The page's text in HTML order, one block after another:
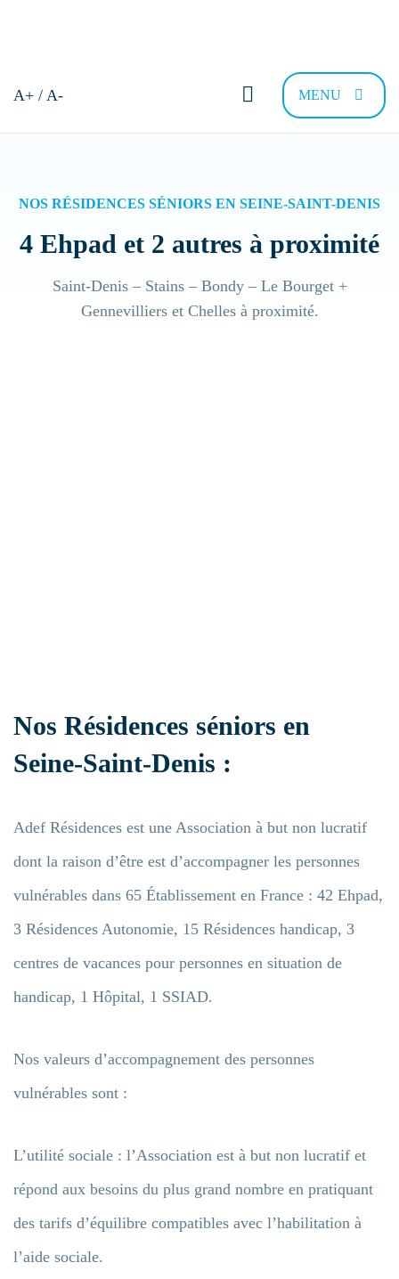
A+ / A- MENU
NOS RÉSIDENCES SÉNIORS EN SEINE-SAINT-DENIS
4 Ehpad et 2 autres à proximité
Saint-Denis – Stains – Bondy – Le Bourget +
Gennevilliers et Chelles à proximité.
Nos Résidences séniors en
Seine-Saint-Denis :
Adef Résidences est une Association à but non lucratif
dont la raison d’être est d’accompagner les personnes
vulnérables dans 65 Établissement en France : 42 Ehpad,
3 Résidences Autonomie, 15 Résidences handicap, 3
centres de vacances pour personnes en situation de
handicap, 1 Hôpital, 1 SSIAD.
Nos valeurs d’accompagnement des personnes
vulnérables sont :
L’utilité sociale : l’Association est à but non lucratif et
répond aux besoins du plus grand nombre en pratiquant
des tarifs d’équilibre compatibles avec l’habilitation à
l’aide sociale.
Bonjour et bienvenue !
Comment pouvons-nous vous
Trouver sa résidence Nous recrutons FAQ